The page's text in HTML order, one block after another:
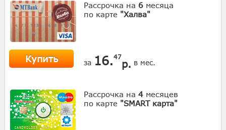
Рассрочка на 6 месяца
по карте "Халва"
Купить за 16.47
р. в мес.
Рассрочка на 4 месяцев
по карте "SMART карта"